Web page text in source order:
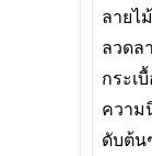
ลายไ
ลวดล
กระเ
ความ
ดับต้น